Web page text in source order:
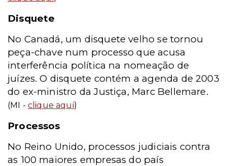
Disquete
No Canadá, um disquete velho se tornou
peça-chave num processo que acusa
interferência política na nomeação de
juízes. O disquete contém a agenda de 2003
do ex-ministro da Justiça, Marc Bellemare.
(MI - clique aqui)
Processos
No Reino Unido, processos judiciais contra
as 100 maiores empresas do país